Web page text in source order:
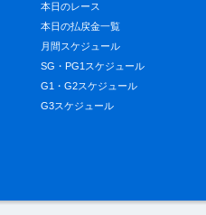
本日のレース
本日の払戻金一覧
月間スケジュール
SG・PG1スケジュール
G1・G2スケジュール
G3スケジュール